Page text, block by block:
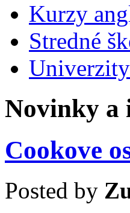
Kurzy
Stredné
Novinky a
Cookove
Posted by